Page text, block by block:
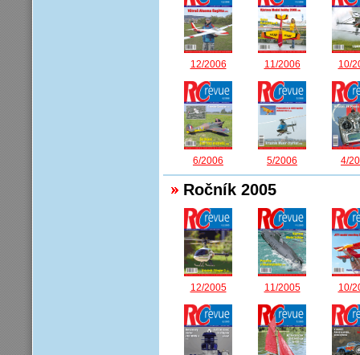
12/2006 11/2006 10/
6/2006 5/2006 4/
Ročník 2005
12/2005 11/2005 10/